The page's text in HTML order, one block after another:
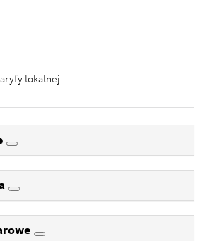
lokalnej